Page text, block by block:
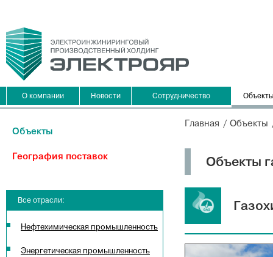
О компании Новости Сотрудничество
Объекты
География поставок
Все отрасли:
Нефтехимическая промышленность
Энергетическая промышленность
Главная Объекты
Объекты